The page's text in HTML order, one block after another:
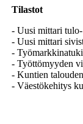
Tilastot
- Uusi mittari
- Uusi mittari
-
- Työttömyyden
- Kuntien
- Väestökehitys